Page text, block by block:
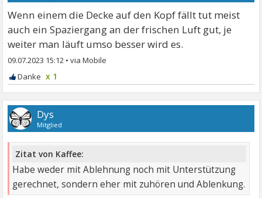
Wenn einem die Decke auf den Kopf fällt tut meist
auch ein Spaziergang an der frischen Luft gut, je
weiter man läuft umso besser wird es.
09.07.2023 15:12 •
x 1
Dys
Mitglied
Zitat von Kaffee:
Habe weder mit Ablehnung noch mit Unterstützung
gerechnet, sondern eher mit zuhören und Ablenkung.